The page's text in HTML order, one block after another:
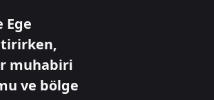
Türkiye
Efkan
bir göze
yok,
Ege
muhabiri
ve bölge